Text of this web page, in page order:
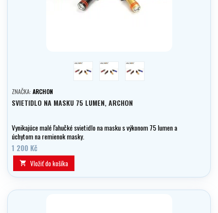
červená
ZNAČKA: ARCHON
SVIETIDLO NA MASKU 75 LUMEN, ARCHON
Vynikajúce malé ľahučké svietidlo na masku s výkonom 75 lumen a
úchytom na remienok masky.
1 200 Kč
 Vložiť do košíka